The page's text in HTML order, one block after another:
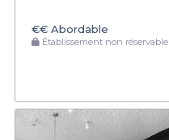
€€ Abordable
Établissement non réservable